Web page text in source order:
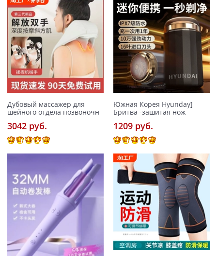
Дубовый массажер для
шейного отдела позвоночн
3042 pуб.
Южная Корея Hyunday]
Бритва -зашитая нож
1209 pуб.